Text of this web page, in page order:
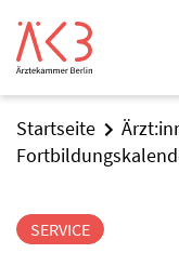
Startseite
SERVICE